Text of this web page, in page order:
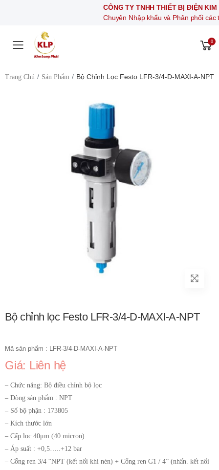
CÔNG TY TNHH THIẾT BỊ ĐIỆN KIM LONG
Chuyên Nhập khẩu và Phân phối các thiết bị
Toggle mobile menu
0
Trang Chủ Sản Phẩm Bộ Chỉnh Lọc Festo LFR-3/4-D-MAXI-A-NPT
Bộ chỉnh lọc Festo LFR-3/4-D-MAXI-A-NPT
Mã sản phẩm : LFR-3/4-D-MAXI-A-NPT
Giá: Liên hệ
– Chức năng: Bộ điều chỉnh bộ lọc
– Dòng sản phẩm : NPT
– Số bộ phận : 173805
– Kích thước lớn
– Cấp lọc 40μm (40 micron)
– Áp suất : +0,5…..+12 bar
– Cổng ren 3/4 “NPT (kết nối khí nén) + Cổng ren G1 / 4” (nhấn. kết nối